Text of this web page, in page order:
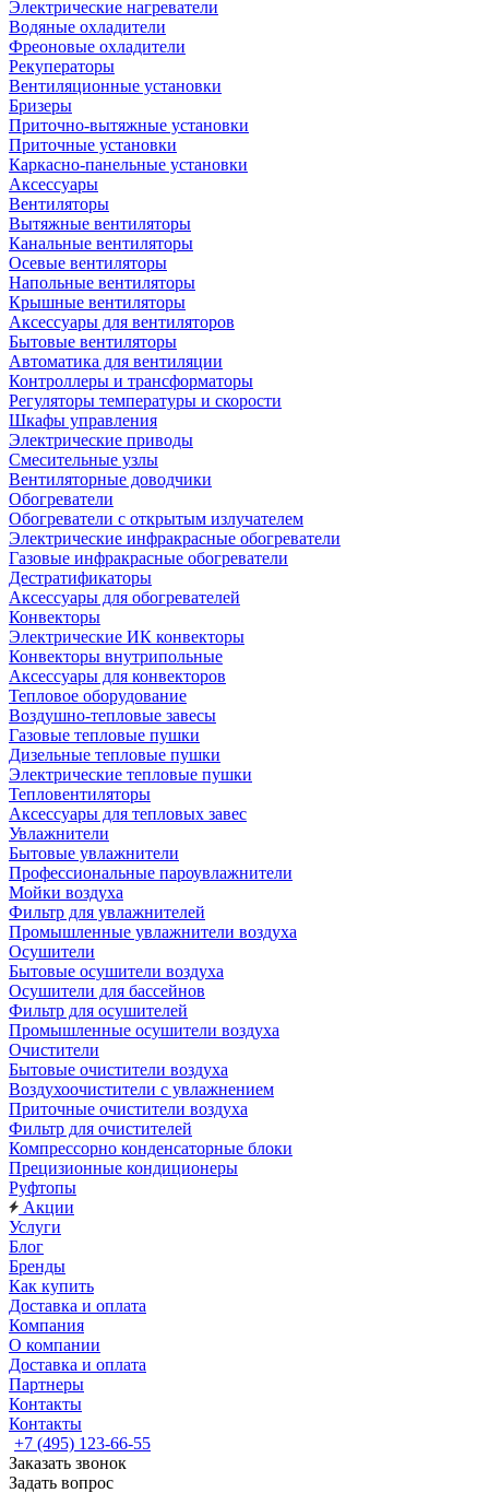
Электрические нагреватели
Водяные охладители
Фреоновые охладители
Рекуператоры
Вентиляционные установки
Бризеры
Приточно-вытяжные установки
Приточные установки
Каркасно-панельные установки
Аксессуары
Вентиляторы
Вытяжные вентиляторы
Канальные вентиляторы
Осевые вентиляторы
Напольные вентиляторы
Крышные вентиляторы
Аксессуары для вентиляторов
Бытовые вентиляторы
Автоматика для вентиляции
Контроллеры и трансформаторы
Регуляторы температуры и скорости
Шкафы управления
Электрические приводы
Смесительные узлы
Вентиляторные доводчики
Обогреватели
Обогреватели с открытым излучателем
Электрические инфракрасные обогреватели
Газовые инфракрасные обогреватели
Дестратификаторы
Аксессуары для обогревателей
Конвекторы
Электрические ИК конвекторы
Конвекторы внутрипольные
Аксессуары для конвекторов
Тепловое оборудование
Воздушно-тепловые завесы
Газовые тепловые пушки
Дизельные тепловые пушки
Электрические тепловые пушки
Тепловентиляторы
Аксессуары для тепловых завес
Увлажнители
Бытовые увлажнители
Профессиональные пароувлажнители
Мойки воздуха
Фильтр для увлажнителей
Промышленные увлажнители воздуха
Осушители
Бытовые осушители воздуха
Осушители для бассейнов
Фильтр для осушителей
Промышленные осушители воздуха
Очистители
Бытовые очистители воздуха
Воздухоочистители с увлажнением
Приточные очистители воздуха
Фильтр для очистителей
Компрессорно конденсаторные блоки
Прецизионные кондиционеры
Руфтопы
Акции
Услуги
Блог
Бренды
Как купить
Доставка и оплата
Компания
О компании
Доставка и оплата
Партнеры
Контакты
Контакты
+7 (495) 123-66-55
Заказать звонок
Задать вопрос